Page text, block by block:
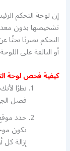
إن لوحة التحكم
تشخيصها بدون
التحكم بصريًا بحثًا
أو التالفة على
كيفية فحص لوحة
نظرًا
فصل
حدد
تكون
إزالة